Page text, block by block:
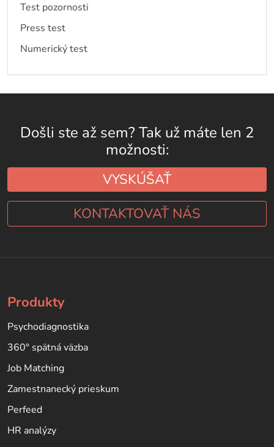
Test pozornosti
Press test
Numerický test
Došli ste až sem? Tak už máte len 2
možnosti:
VYSKÚŠAŤ
KONTAKTOVAŤ NÁS
Produkty
Psychodiagnostika
360° spätná väzba
Job Matching
Zamestnanecký prieskum
Perfeed
HR analýzy